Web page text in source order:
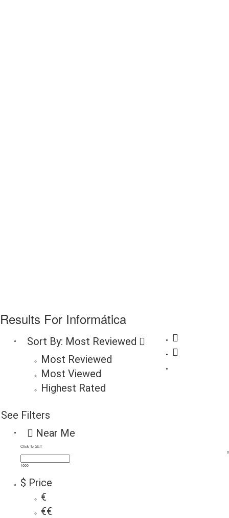
Results For Informática
Sort By: Most Reviewed
Most Reviewed
Most Viewed
Highest Rated
See Filters
Near Me
Click To GET
0
1000
$ Price
€
€€